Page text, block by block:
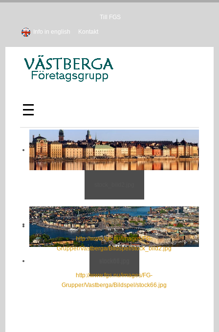
Till FGS
Info in english Kontakt
Västberga introbilder
stock_bild2.jpg
http://www.fgs.nu/images/FG-
Grupper/Vastberga/Bildspel/stock_bild2.jpg
http://www.fgs.nu/images/FG-
Grupper/Vastberga/Bildspel/stock66.jpg